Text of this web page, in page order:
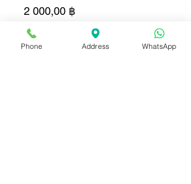
2 000,00 ฿Цена
Добавить в корзину
Phone Address WhatsApp